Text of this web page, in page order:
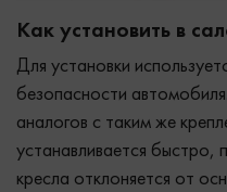
Как установить в
Для установки
безопасности
аналогов с таким же
устанавливается
кресла отклоняется от